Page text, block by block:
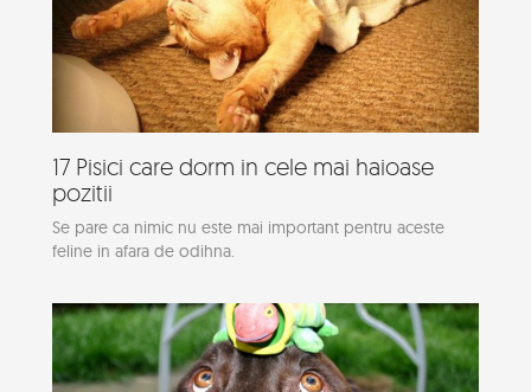
17 Pisici care dorm in cele mai haioase
pozitii
Se pare ca nimic nu este mai important pentru aceste
feline in afara de odihna.